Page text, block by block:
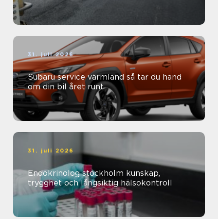
31. juli 2026
Subaru service värmland så tar du hand
om din bil året runt
31. juli 2026
Endokrinolog stockholm kunskap,
trygghet och långsiktig hälsokontroll